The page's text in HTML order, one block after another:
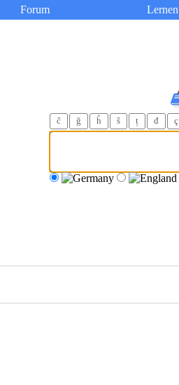
Forum Lernen
ĉ ğ ĥ ŝ ț đ ç